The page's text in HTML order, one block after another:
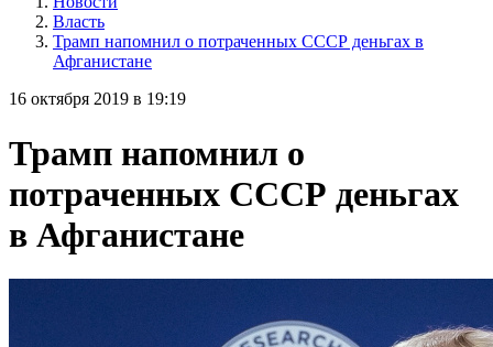
Власть
Трамп напомнил о потраченных СССР деньгах в
Афганистане
16 октября 2019 в 19:19
Трамп напомнил о
потраченных СССР деньгах
в Афганистане